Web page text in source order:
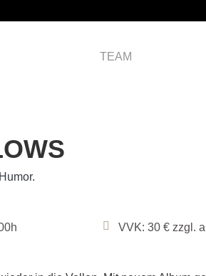
TEAM
VVK: 30 € zzgl.